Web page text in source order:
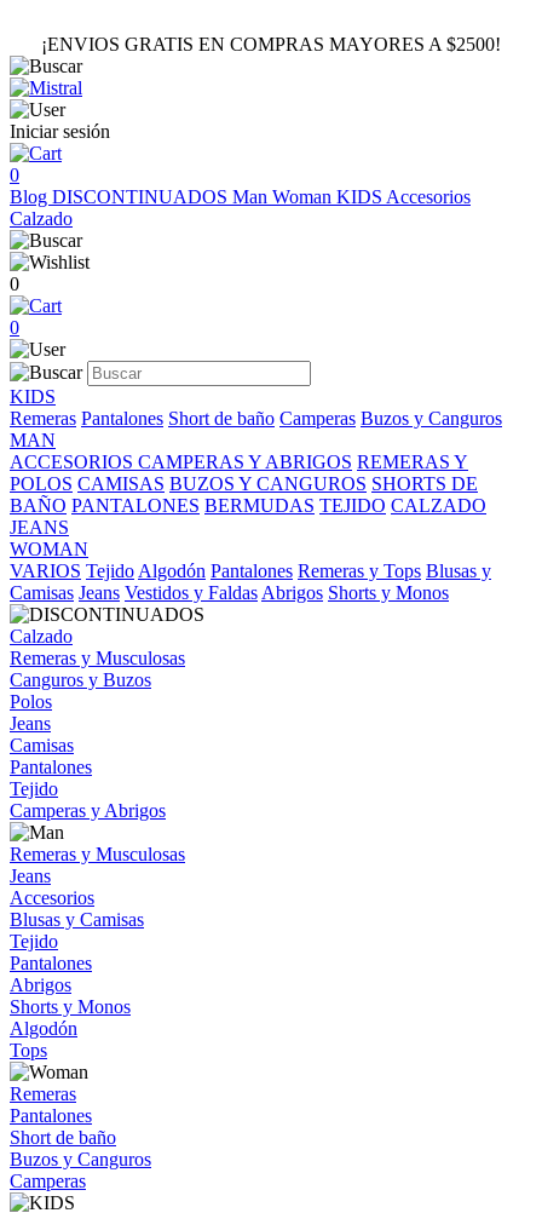
¡ENVIOS GRATIS EN COMPRAS MAYORES A $2500!
Iniciar sesión
0
Blog DISCONTINUADOS Man Woman KIDS Accesorios
Calzado
0
0
KIDS
Remeras Pantalones Short de baño Camperas Buzos y Canguros
MAN
ACCESORIOS CAMPERAS Y ABRIGOS REMERAS Y
POLOS CAMISAS BUZOS Y CANGUROS SHORTS DE
BAÑO PANTALONES BERMUDAS TEJIDO CALZADO
JEANS
WOMAN
VARIOS Tejido Algodón Pantalones Remeras y Tops Blusas y
Camisas Jeans Vestidos y Faldas Abrigos Shorts y Monos
Calzado
Remeras y Musculosas
Canguros y Buzos
Polos
Jeans
Camisas
Pantalones
Tejido
Camperas y Abrigos
Remeras y Musculosas
Jeans
Accesorios
Blusas y Camisas
Tejido
Pantalones
Abrigos
Shorts y Monos
Algodón
Tops
Remeras
Pantalones
Short de baño
Buzos y Canguros
Camperas